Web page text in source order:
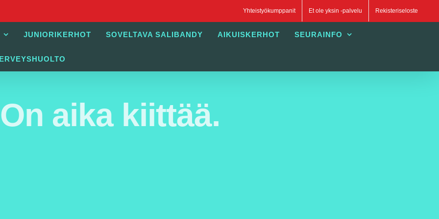
Yhteistyökumppanit Et ole yksin -palvelu Rekisteriseloste
JUNIORIKERHOT SOVELTAVA SALIBANDY AIKUISKERHOT SEURAINFO
On aika kiittää.